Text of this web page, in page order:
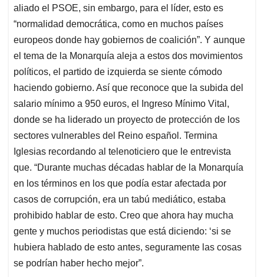
aliado el PSOE, sin embargo, para el líder, esto es
“normalidad democrática, como en muchos países
europeos donde hay gobiernos de coalición”. Y aunque
el tema de la Monarquía aleja a estos dos movimientos
políticos, el partido de izquierda se siente cómodo
haciendo gobierno. Así que reconoce que la subida del
salario mínimo a 950 euros, el Ingreso Mínimo Vital,
donde se ha liderado un proyecto de protección de los
sectores vulnerables del Reino español. Termina
Iglesias recordando al telenoticiero que le entrevista
que. “Durante muchas décadas hablar de la Monarquía
en los términos en los que podía estar afectada por
casos de corrupción, era un tabú mediático, estaba
prohibido hablar de esto. Creo que ahora hay mucha
gente y muchos periodistas que está diciendo: ‘si se
hubiera hablado de esto antes, seguramente las cosas
se podrían haber hecho mejor”.